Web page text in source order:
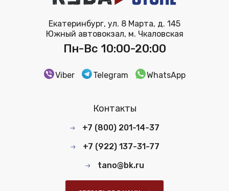
Екатеринбург, ул. 8 Марта, д. 145
Южный автовокзал, м. Чкаловская
Пн-Вс 10:00-20:00
Viber Telegram WhatsApp
Контакты
+7 (800) 201-14-37
+7 (922) 137-31-77
tano@bk.ru